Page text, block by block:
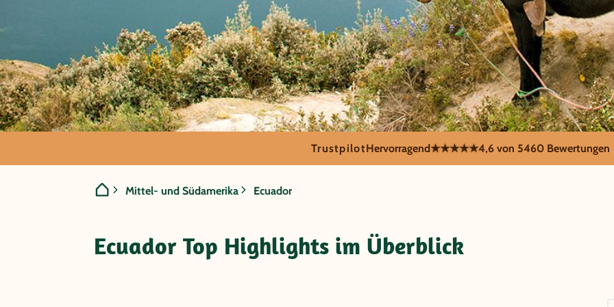
Ecuador &
TrustpilotHervorragend★★★★★4,6 von 5460 Bewertungen
Mittel- und Südamerika Ecuador
Ecuador Top Highlights im Überblick